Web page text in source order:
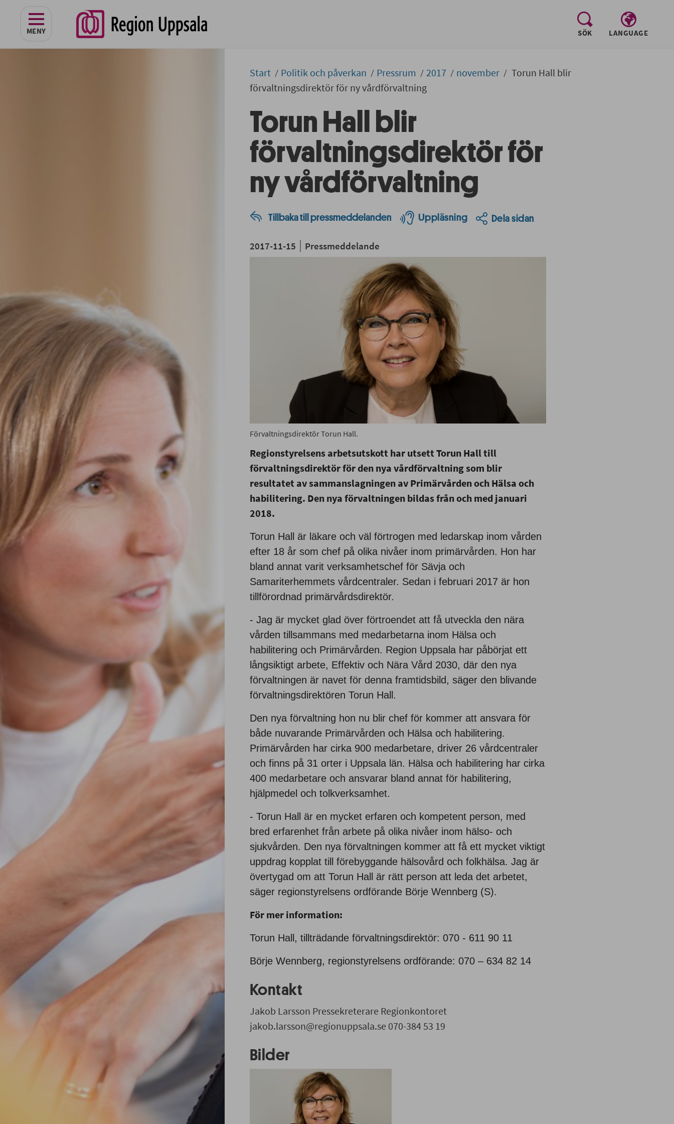
MENY
navigeringen
SÖK
, visa sökfältet
LANGUAGE
Start Politik och påverkan Pressrum 2017 november
Torun Hall blir
förvaltningsdirektör för ny vårdförvaltning
Torun Hall blir
förvaltningsdirektör för
ny vårdförvaltning
Tillbaka till pressmeddelanden Uppläsning Dela sidan
2017-11-15 Pressmeddelande
Förvaltningsdirektör Torun Hall.
Regionstyrelsens arbetsutskott har utsett Torun Hall till
förvaltningsdirektör för den nya vårdförvaltning som blir
resultatet av sammanslagningen av Primärvården och Hälsa och
habilitering. Den nya förvaltningen bildas från och med januari
2018.
Torun Hall är läkare och väl förtrogen med ledarskap inom vården
efter 18 år som chef på olika nivåer inom primärvården. Hon har
bland annat varit verksamhetschef för Sävja och
Samariterhemmets vårdcentraler. Sedan i februari 2017 är hon
tillförordnad primärvårdsdirektör.
- Jag är mycket glad över förtroendet att få utveckla den nära
vården tillsammans med medarbetarna inom Hälsa och
habilitering och Primärvården. Region Uppsala har påbörjat ett
långsiktigt arbete, Effektiv och Nära Vård 2030, där den nya
förvaltningen är navet för denna framtidsbild, säger den blivande
förvaltningsdirektören Torun Hall.
Den nya förvaltning hon nu blir chef för kommer att ansvara för
både nuvarande Primärvården och Hälsa och habilitering.
Primärvården har cirka 900 medarbetare, driver 26 vårdcentraler
och finns på 31 orter i Uppsala län. Hälsa och habilitering har cirka
400 medarbetare och ansvarar bland annat för habilitering,
hjälpmedel och tolkverksamhet.
- Torun Hall är en mycket erfaren och kompetent person, med
bred erfarenhet från arbete på olika nivåer inom hälso- och
sjukvården. Den nya förvaltningen kommer att få ett mycket viktigt
uppdrag kopplat till förebyggande hälsovård och folkhälsa. Jag är
övertygad om att Torun Hall är rätt person att leda det arbetet,
säger regionstyrelsens ordförande Börje Wennberg (S).
För mer information:
Torun Hall, tillträdande förvaltningsdirektör: 070 - 611 90 11
Börje Wennberg, regionstyrelsens ordförande: 070 – 634 82 14
Kontakt
Jakob Larsson Pressekreterare Regionkontoret
jakob.larsson@regionuppsala.se 070-384 53 19
Bilder